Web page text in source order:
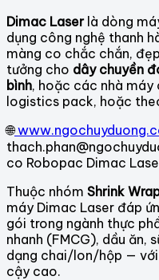
Dimac Laserlà dòng
dụng công nghệ thanh
màng co chắc chắn,
tưởng cho dây chuyền
bình, hoặc các nhà
logistics pack, hoặc
🌐
co Robopac Dimac
Thuộc nhóm Shrink
máy Dimac Laser đáp
gói trong ngành thực
nhanh (FMCG), dầu ăn,
dạng chai/lon/hộp — với
cậy cao.